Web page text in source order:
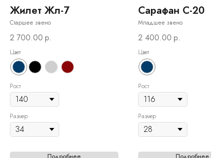
Жилет Жл-7
Старшее звено
2 700.00 р.
Цвет
Рост
Размер
Подробнее
Сарафан С-20
Младшее звено
2 400.00 р.
Цвет
Рост
Размер
Подробнее